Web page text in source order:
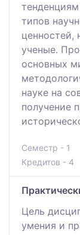
типов
ценностей,
ученые.
основных
науке на
получение
Семестр - 1
Кредитов - 4
Цель
умения и